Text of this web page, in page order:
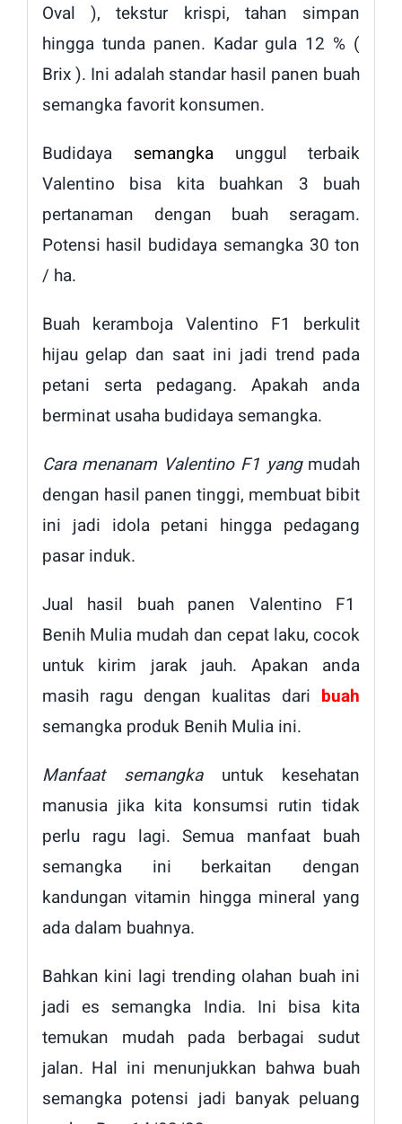
Oval ), tekstur krispi, tahan simpan
hingga tunda panen. Kadar gula 12 % (
Brix ). Ini adalah standar hasil panen buah
semangka favorit konsumen.
Budidaya semangkaunggul terbaik
Valentino bisa kita buahkan 3 buah
pertanaman dengan buah seragam.
Potensi hasil budidaya semangka 30 ton
/ ha.
Buah keramboja Valentino F1 berkulit
hijau gelap dan saat ini jadi trend pada
petani serta pedagang. Apakah anda
berminat usaha budidaya semangka.
Cara menanam Valentino F1 yang mudah
dengan hasil panen tinggi, membuat bibit
ini jadi idola petani hingga pedagang
pasar induk.
Jual hasil buah panen Valentino F1
Benih Mulia mudah dan cepat laku, cocok
untuk kirim jarak jauh. Apakan anda
masih ragu dengan kualitas dari buah
semangka produk Benih Mulia ini.
Manfaat semangka untuk kesehatan
manusia jika kita konsumsi rutin tidak
perlu ragu lagi. Semua manfaat buah
semangka ini berkaitan dengan
kandungan vitamin hingga mineral yang
ada dalam buahnya.
Bahkan kini lagi trending olahan buah ini
jadi es semangka India. Ini bisa kita
temukan mudah pada berbagai sudut
jalan. Hal ini menunjukkan bahwa buah
semangka potensi jadi banyak peluang